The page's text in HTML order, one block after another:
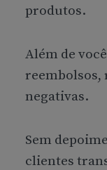
produtos.
Além de
reembolsos,
negativas.
Sem
clientes